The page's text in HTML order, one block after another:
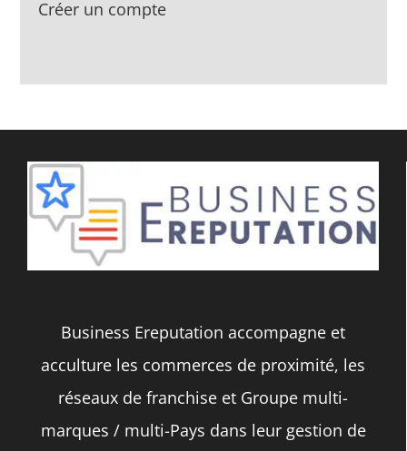
Créer un compte
Business Ereputation accompagne et
acculture les commerces de proximité, les
réseaux de franchise et Groupe multi-
marques / multi-Pays dans leur gestion de